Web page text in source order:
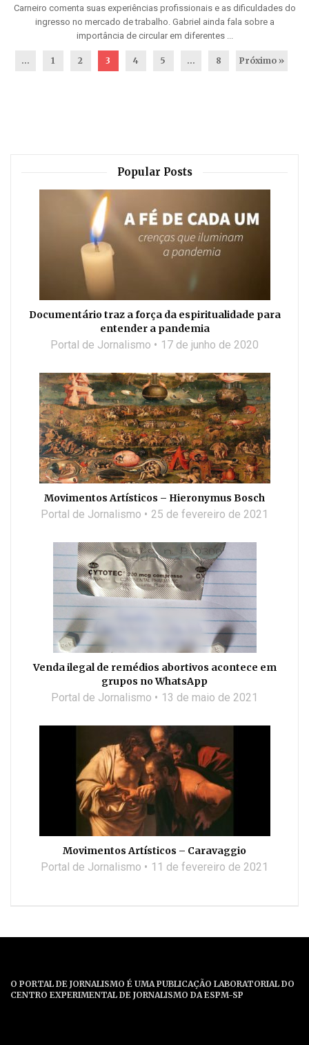
Carneiro comenta suas experiências profissionais e as dificuldades do
ingresso no mercado de trabalho. Gabriel ainda fala sobre a
importância de circular em diferentes ...
... 1 2 3 4 5 … 8 Próximo »
Popular Posts
Documentário traz a força da espiritualidade para
entender a pandemia
Portal de Jornalismo 17 de junho de 2020
Movimentos Artísticos – Hieronymus Bosch
Portal de Jornalismo 25 de fevereiro de 2021
Venda ilegal de remédios abortivos acontece em
grupos no WhatsApp
Portal de Jornalismo 13 de maio de 2021
Movimentos Artísticos – Caravaggio
Portal de Jornalismo 11 de fevereiro de 2021
O PORTAL DE JORNALISMO É UMA PUBLICAÇÃO LABORATORIAL DO
CENTRO EXPERIMENTAL DE JORNALISMO DA ESPM-SP